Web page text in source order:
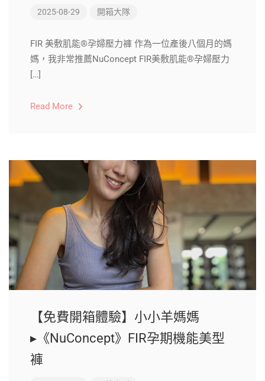
2025-08-29 開箱大隊
FIR 美敷肌能®孕婦壓力褲 作為一位產後八個月的媽
媽，我非常推薦NuConcept FIR美敷肌能®孕婦壓力
[…]
Read More
【免費開箱體驗】小小羊媽媽
▸《NuConcept》FIR孕期機能美型
褲